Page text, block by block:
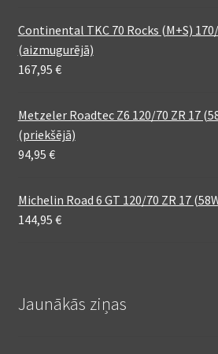
Continental TKC 70 Rocks (M+S) 170/
(aizmugurējā)
167,95 €
Metzeler Roadtec Z6 120/70 ZR 17
(priekšējā)
94,95 €
Michelin Road 6 GT 120/70 ZR 17
144,95 €
Jaunākās ziņas